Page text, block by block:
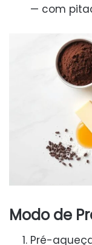
— com
Modo de
Pré-